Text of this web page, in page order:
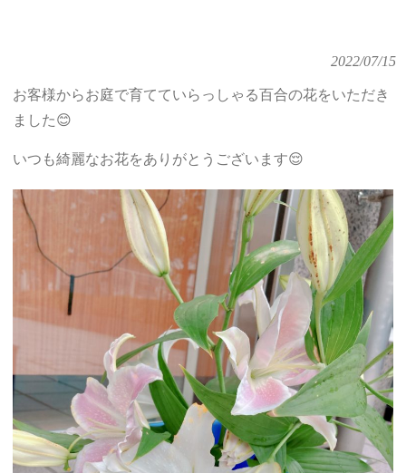
2022/07/15
お客様からお庭で育てていらっしゃる百合の花をいただき
ました😊
いつも綺麗なお花をありがとうございます😌